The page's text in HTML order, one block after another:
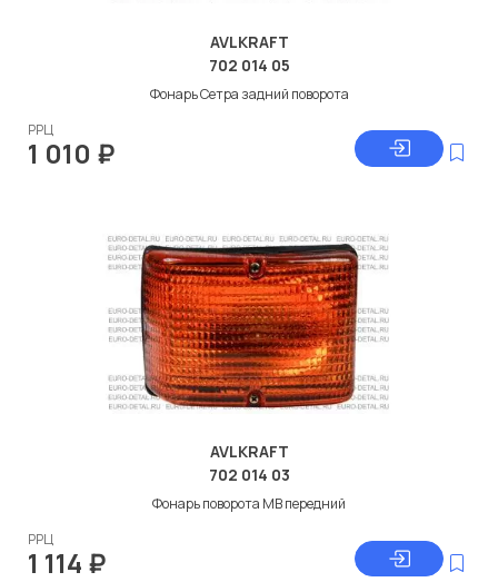
AVLKRAFT
702 014 05
Фонарь Сетра задний поворота
РРЦ
1 010 ₽
AVLKRAFT
702 014 03
Фонарь поворота МВ передний
РРЦ
1 114 ₽